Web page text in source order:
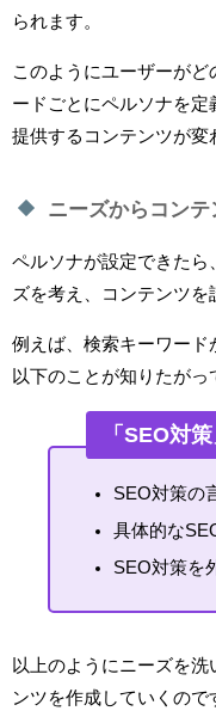
られます。
このようにユーザーが
ードごとにペルソナを定
提供するコンテンツが変
ニーズからコン
ペルソナが設定できたら
ズを考え、コンテンツを
例えば、検索キーワー
以下のことが知りたがっ
「SEO対
SEO対策の
具体的な
SEO対策を
以上のようにニーズを
ンツを作成していくので